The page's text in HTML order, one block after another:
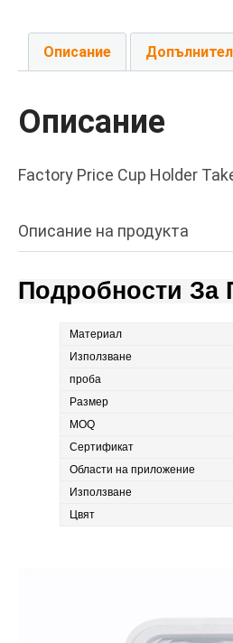
Описание
Описание
Factory Price Cup Holder
Описание на продукта
Подробности За
Материал
Използване
проба
Размер
MOQ
Сертификат
Области на приложение
Използване
Цвят